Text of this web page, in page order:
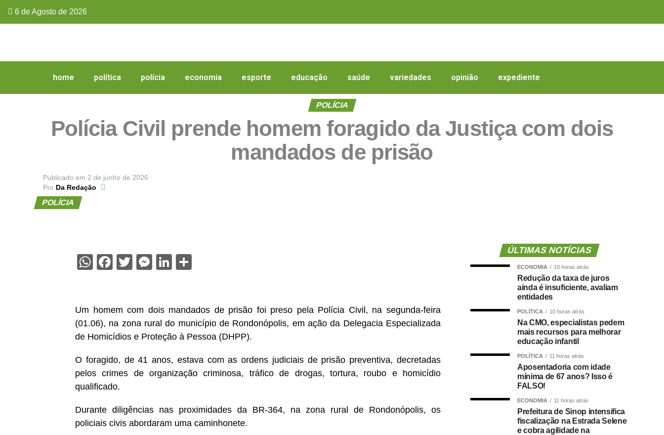
6 de Agosto de 2026
home política polícia economia esporte educação saúde variedades opinião expediente
POLÍCIA
Polícia Civil prende homem foragido da Justiça com dois
mandados de prisão
Publicado em 2 de junho de 2026
Por Da Redação
POLÍCIA
WhatsApp
Facebook
Twitter
Messenger
LinkedIn
Um homem com dois mandados de prisão foi preso pela Polícia Civil, na segunda-feira
(01.06), na zona rural do município de Rondonópolis, em ação da Delegacia Especializada
de Homicídios e Proteção à Pessoa (DHPP).
O foragido, de 41 anos, estava com as ordens judiciais de prisão preventiva, decretadas
pelos crimes de organização criminosa, tráfico de drogas, tortura, roubo e homicídio
qualificado.
Durante diligências nas proximidades da BR-364, na zona rural de Rondonópolis, os
policiais civis abordaram uma caminhonete.
ÚLTIMAS NOTÍCIAS
ECONOMIA 10 horas atrás
Redução da taxa de juros
ainda é insuficiente, avaliam
entidades
POLÍTICA 10 horas atrás
Na CMO, especialistas pedem
mais recursos para melhorar
educação infantil
POLÍTICA 11 horas atrás
Aposentadoria com idade
mínima de 67 anos? Isso é
FALSO!
ECONOMIA 11 horas atrás
Prefeitura de Sinop intensifica
fiscalização na Estrada Selene
e cobra agilidade na